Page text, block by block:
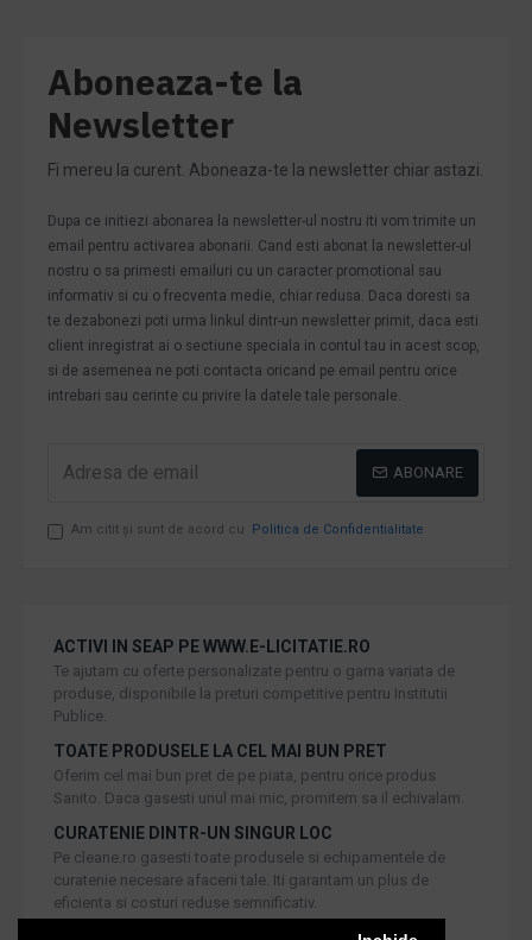
Aboneaza-te la
Newsletter
Fi mereu la curent. Aboneaza-te la newsletter chiar astazi.
Dupa ce initiezi abonarea la newsletter-ul nostru iti vom trimite un
email pentru activarea abonarii. Cand esti abonat la newsletter-ul
nostru o sa primesti emailuri cu un caracter promotional sau
informativ si cu o frecventa medie, chiar redusa. Daca doresti sa
te dezabonezi poti urma linkul dintr-un newsletter primit, daca esti
client inregistrat ai o sectiune speciala in contul tau in acest scop,
si de asemenea ne poti contacta oricand pe email pentru orice
intrebari sau cerinte cu privire la datele tale personale.
ABONARE
Am citit şi sunt de acord cu Politica de Confidentialitate
ACTIVI IN SEAP PE WWW.E-LICITATIE.RO
Te ajutam cu oferte personalizate pentru o gama variata de
produse, disponibile la preturi competitive pentru Institutii
Publice.
TOATE PRODUSELE LA CEL MAI BUN PRET
Oferim cel mai bun pret de pe piata, pentru orice produs
Sanito. Daca gasesti unul mai mic, promitem sa il echivalam.
CURATENIE DINTR-UN SINGUR LOC
Pe cleane.ro gasesti toate produsele si echipamentele de
curatenie necesare afacerii tale. Iti garantam un plus de
eficienta si costuri reduse semnificativ.